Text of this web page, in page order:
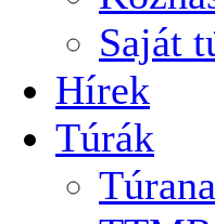
Saját
Hírek
Túrák